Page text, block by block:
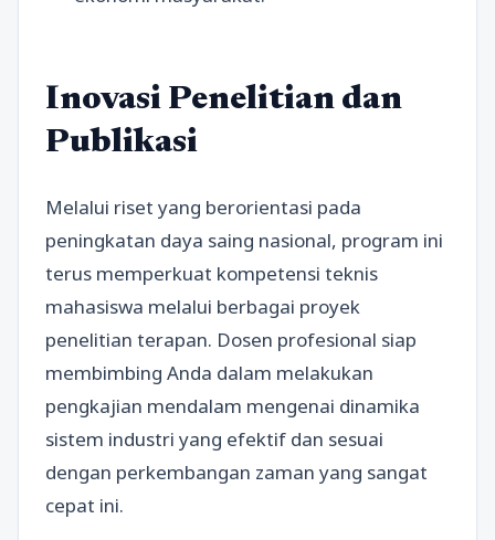
Inovasi Penelitian dan
Publikasi
Melalui riset yang berorientasi pada
peningkatan daya saing nasional, program ini
terus memperkuat kompetensi teknis
mahasiswa melalui berbagai proyek
penelitian terapan. Dosen profesional siap
membimbing Anda dalam melakukan
pengkajian mendalam mengenai dinamika
sistem industri yang efektif dan sesuai
dengan perkembangan zaman yang sangat
cepat ini.